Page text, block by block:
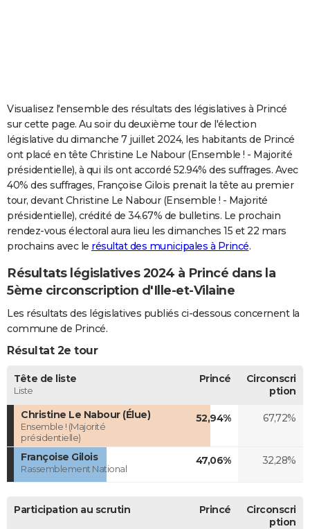
Carte de Noël
Carte Bonne année
Carte Saint-Valentin
Carte Pâques
Carte d'anniversaire
DICTIONNAIRE
Dictionnaire
Biographies
Citations
Expressions
Proverbes
PROGRAMME TV
COPAINS D'AVANT
S'inscrire
Se connecter
Lycées
Collèges
Primaires
Universités
Entreprises
Service militaire
Avis de recherche
AVIS DE DÉCÈS
FORUM
Bricolage
Lifestyle
Culture
Sport
Auto
Television
Voyage
Cinema
Visualisez l'ensemble des résultats des législatives à Princé
sur cette page. Au soir du deuxième tour de l'élection
législative du dimanche 7 juillet 2024, les habitants de Princé
ont placé en tête Christine Le Nabour (Ensemble ! - Majorité
présidentielle), à qui ils ont accordé 52.94% des suffrages. Avec
40% des suffrages, Françoise Gilois prenait la tête au premier
tour, devant Christine Le Nabour (Ensemble ! - Majorité
présidentielle), crédité de 34.67% de bulletins. Le prochain
rendez-vous électoral aura lieu les dimanches 15 et 22 mars
prochains avec le résultat des municipales à Princé.
Résultats législatives 2024 à Princé dans la
5ème circonscription d'Ille-et-Vilaine
Les résultats des législatives publiés ci-dessous concernent la
commune de Princé.
Résultat 2e tour
Tête de liste
Liste
Princé
Circonscri
ption
Christine Le Nabour (Élue)
Ensemble ! (Majorité
présidentielle)
52,94% 67,72%
Françoise Gilois
Rassemblement National
47,06% 32,28%
Participation au scrutin Princé
Circonscri
ption